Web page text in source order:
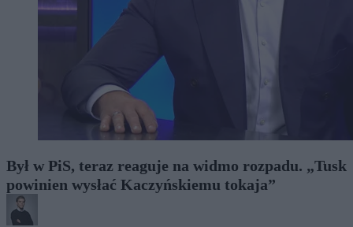
Był w PiS, teraz reaguje na widmo rozpadu. „Tusk
powinien wysłać Kaczyńskiemu tokaja”